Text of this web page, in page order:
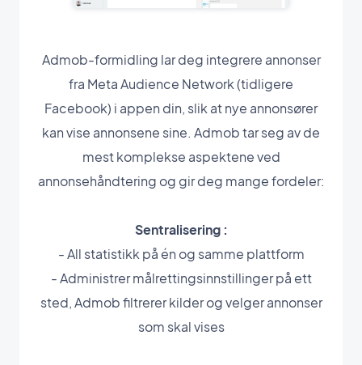
Admob-formidling lar deg integrere annonser
fra Meta Audience Network (tidligere
Facebook) i appen din, slik at nye annonsører
kan vise annonsene sine. Admob tar seg av de
mest komplekse aspektene ved
annonsehåndtering og gir deg mange fordeler:
Sentralisering :
- All statistikk på én og samme plattform
- Administrer målrettingsinnstillinger på ett
sted, Admob filtrerer kilder og velger annonser
som skal vises